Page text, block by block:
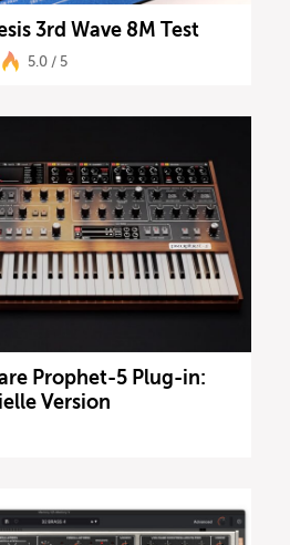
3rd Wave 8M Test
5.0 / 5
Prophet-5 Plug-in:
Version